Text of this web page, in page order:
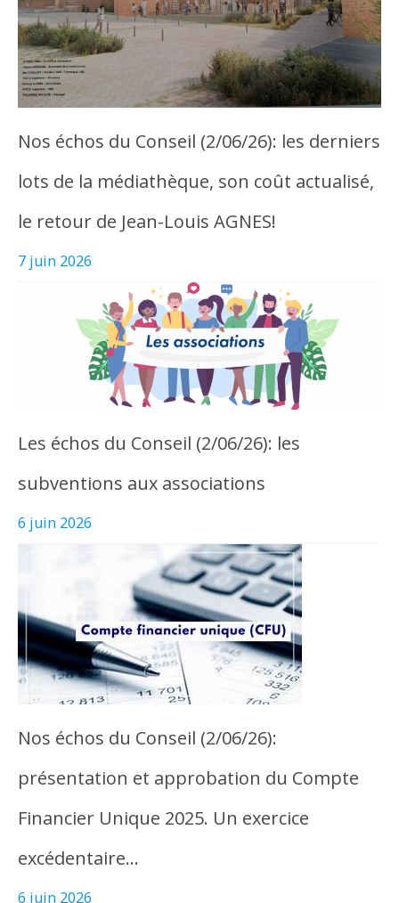
Nos échos du Conseil (2/06/26): les derniers
lots de la médiathèque, son coût actualisé,
le retour de Jean-Louis AGNES!
7 juin 2026
Les échos du Conseil (2/06/26): les
subventions aux associations
6 juin 2026
Nos échos du Conseil (2/06/26):
présentation et approbation du Compte
Financier Unique 2025. Un exercice
excédentaire…
6 juin 2026